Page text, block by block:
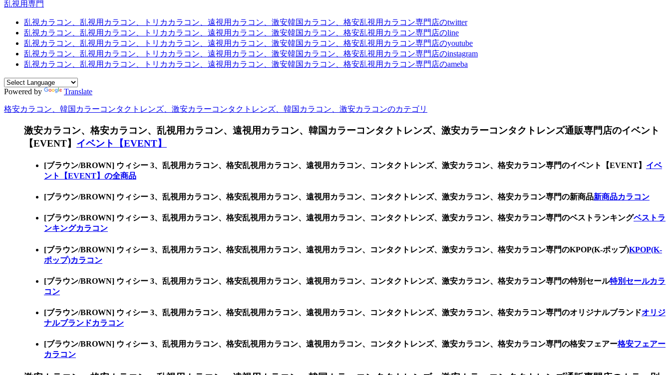
乱視用専門
乱視カラコン、乱視用カラコン、トリカカラコン、遠視用カラコン、激安韓国カラコン、格安乱視用カラコン専門店のtwitter
乱視カラコン、乱視用カラコン、トリカカラコン、遠視用カラコン、激安韓国カラコン、格安乱視用カラコン専門店のline
乱視カラコン、乱視用カラコン、トリカカラコン、遠視用カラコン、激安韓国カラコン、格安乱視用カラコン専門店のyoutube
乱視カラコン、乱視用カラコン、トリカカラコン、遠視用カラコン、激安韓国カラコン、格安乱視用カラコン専門店のinstagram
乱視カラコン、乱視用カラコン、トリカカラコン、遠視用カラコン、激安韓国カラコン、格安乱視用カラコン専門店のameba
Powered by Translate
格安カラコン、韓国カラーコンタクトレンズ、激安カラーコンタクトレンズ、韓国カラコン、激安カラコンのカテゴリ
激安カラコン、格安カラコン、乱視用カラコン、遠視用カラコン、韓国カラーコンタクトレンズ、激安カラーコンタクトレンズ通販専門店のイベント
【EVENT】 イベント【EVENT】
[ブラウン/BROWN] ウィシー 3、乱視用カラコン、格安乱視用カラコン、遠視用カラコン、コンタクトレンズ、激安カラコン、格安カラコン専門のイベント【EVENT】 イベ
ント【EVENT】の全商品
[ブラウン/BROWN] ウィシー 3、乱視用カラコン、格安乱視用カラコン、遠視用カラコン、コンタクトレンズ、激安カラコン、格安カラコン専門の新商品新商品カラコン
[ブラウン/BROWN] ウィシー 3、乱視用カラコン、格安乱視用カラコン、遠視用カラコン、コンタクトレンズ、激安カラコン、格安カラコン専門のベストランキングベストラ
ンキングカラコン
[ブラウン/BROWN] ウィシー 3、乱視用カラコン、格安乱視用カラコン、遠視用カラコン、コンタクトレンズ、激安カラコン、格安カラコン専門のKPOP(K-ポップ)KPOP(K-
ポップ)カラコン
[ブラウン/BROWN] ウィシー 3、乱視用カラコン、格安乱視用カラコン、遠視用カラコン、コンタクトレンズ、激安カラコン、格安カラコン専門の特別セール特別セールカラ
コン
[ブラウン/BROWN] ウィシー 3、乱視用カラコン、格安乱視用カラコン、遠視用カラコン、コンタクトレンズ、激安カラコン、格安カラコン専門のオリジナルブランドオリジ
ナルブランドカラコン
[ブラウン/BROWN] ウィシー 3、乱視用カラコン、格安乱視用カラコン、遠視用カラコン、コンタクトレンズ、激安カラコン、格安カラコン専門の格安フェアー格安フェアー
カラコン